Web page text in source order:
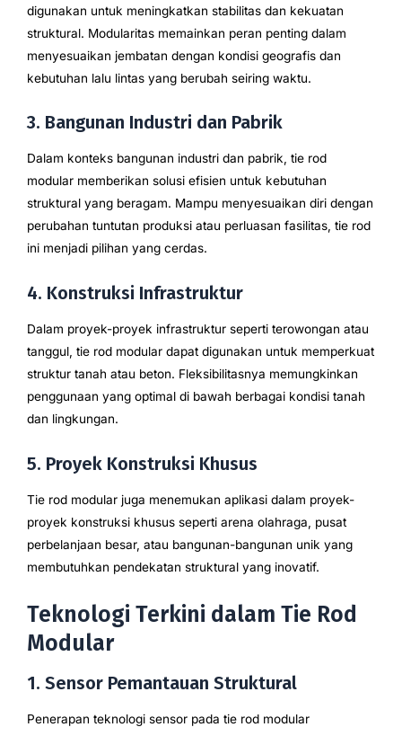
digunakan untuk meningkatkan stabilitas dan kekuatan
struktural. Modularitas memainkan peran penting dalam
menyesuaikan jembatan dengan kondisi geografis dan
kebutuhan lalu lintas yang berubah seiring waktu.
3. Bangunan Industri dan Pabrik
Dalam konteks bangunan industri dan pabrik, tie rod
modular memberikan solusi efisien untuk kebutuhan
struktural yang beragam. Mampu menyesuaikan diri dengan
perubahan tuntutan produksi atau perluasan fasilitas, tie rod
ini menjadi pilihan yang cerdas.
4. Konstruksi Infrastruktur
Dalam proyek-proyek infrastruktur seperti terowongan atau
tanggul, tie rod modular dapat digunakan untuk memperkuat
struktur tanah atau beton. Fleksibilitasnya memungkinkan
penggunaan yang optimal di bawah berbagai kondisi tanah
dan lingkungan.
5. Proyek Konstruksi Khusus
Tie rod modular juga menemukan aplikasi dalam proyek-
proyek konstruksi khusus seperti arena olahraga, pusat
perbelanjaan besar, atau bangunan-bangunan unik yang
membutuhkan pendekatan struktural yang inovatif.
Teknologi Terkini dalam Tie Rod
Modular
1. Sensor Pemantauan Struktural
Penerapan teknologi sensor pada tie rod modular